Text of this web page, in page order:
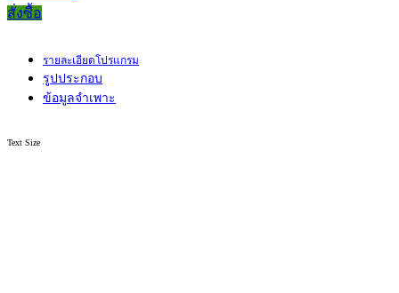
สั่งซื้อ
รายละเอียดโปรแกรม
รูปประกอบ
ข้อมูลจำเพาะ
Text Size